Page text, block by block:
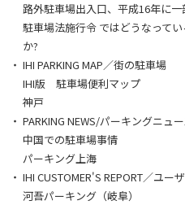
路外駐車場出入口、平成16年に
駐車場法施行令 ではどうなって
か?
IHI PARKING MAP／街の駐車場
IHI版 駐車場便利マップ
神戸
PARKING NEWS/パーキングニュー
中国での駐車場事情
パーキング上海
IHI CUSTOMER'S REPORT／ユー
河吾パーキング（岐阜）